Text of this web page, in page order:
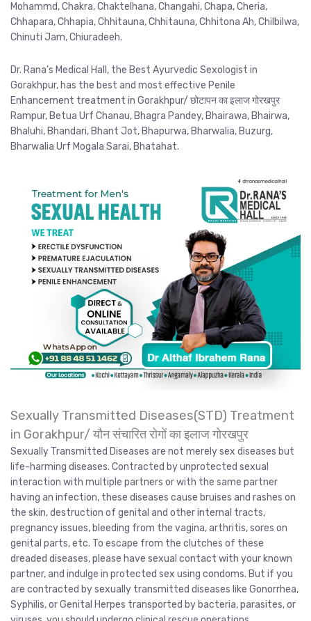
Mohammd, Chakra, Chaktelhana, Changahi, Chapa, Cheria,
Chhapara, Chhapia, Chhitauna, Chhitauna, Chhitona Ah, Chilbilwa,
Chinuti Jam, Chiuradeeh.
Dr. Rana’s Medical Hall, the Best Ayurvedic Sexologist in
Gorakhpur, has the best and most effective Penile
Enhancement treatment in Gorakhpur/ छोटापन का इलाज गोरखपुर
Rampur, Betua Urf Chanau, Bhagra Pandey, Bhairawa, Bhairwa,
Bhaluhi, Bhandari, Bhant Jot, Bhapurwa, Bharwalia, Buzurg,
Bharwalia Urf Mogala Sarai, Bhatahat.
Sexually Transmitted Diseases(STD) Treatment
in Gorakhpur/ यौन संचारित रोगों का इलाज गोरखपुर
Sexually Transmitted Diseases are not merely sex diseases but
life-harming diseases. Contracted by unprotected sexual
interaction with multiple partners or with the same partner
having an infection, these diseases cause bruises and rashes on
the skin, destruction of genital and other internal tracts,
pregnancy issues, bleeding from the vagina, arthritis, sores on
genital parts, etc. To escape from the clutches of these
dreaded diseases, please have sexual contact with your known
partner, and indulge in protected sex using condoms. But if you
are contracted by sexually transmitted diseases like Gonorrhea,
Syphilis, or Genital Herpes transported by bacteria, parasites, or